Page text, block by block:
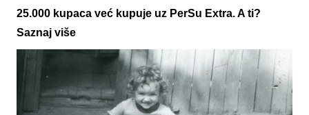
25.000 kupaca već kupuje uz PerSu Extra. A ti?
Saznaj više